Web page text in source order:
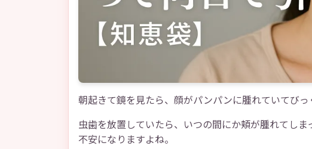
朝起きて鏡を見たら、顔がパンパンに腫れていてび
虫歯を放置していたら、いつの間にか頬が腫れてし
不安になりますよね。